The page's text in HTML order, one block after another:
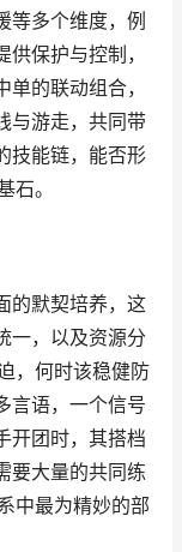
等多个维度，例
保护与控制，
的联动组合，
与游走，共同带
技能链，能否形
石。
的默契培养，这
一，以及资源分
，何时该稳健防
言语，一个信号
开团时，其搭档
要大量的共同练
中最为精妙的部